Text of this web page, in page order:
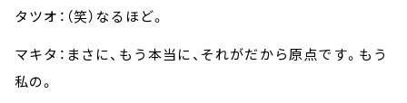
タツオ：（笑）なるほど。
マキタ：まさに、もう本当に、それがだから原点です。もう
私の。